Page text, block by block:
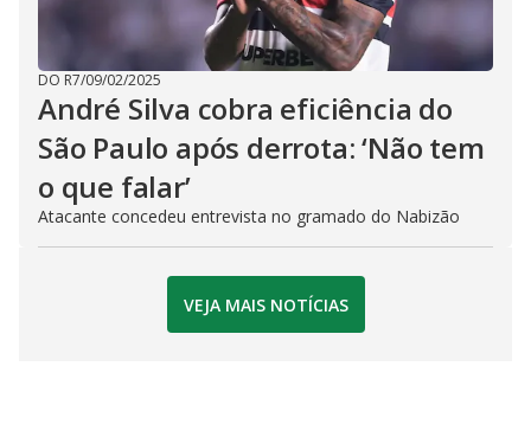
DO R7/09/02/2025
André Silva cobra eficiência do
São Paulo após derrota: ‘Não tem
o que falar’
Atacante concedeu entrevista no gramado do Nabizão
VEJA MAIS NOTÍCIAS